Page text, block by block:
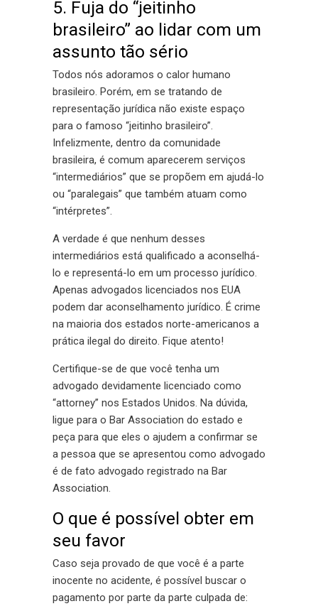
5. Fuja do “jeitinho
brasileiro” ao lidar com um
assunto tão sério
Todos nós adoramos o calor humano
brasileiro. Porém, em se tratando de
representação jurídica não existe espaço
para o famoso “jeitinho brasileiro”.
Infelizmente, dentro da comunidade
brasileira, é comum aparecerem serviços
“intermediários” que se propõem em ajudá-lo
ou “paralegais” que também atuam como
“intérpretes”.
A verdade é que nenhum desses
intermediários está qualificado a aconselhá-
lo e representá-lo em um processo jurídico.
Apenas advogados licenciados nos EUA
podem dar aconselhamento jurídico. É crime
na maioria dos estados norte-americanos a
prática ilegal do direito. Fique atento!
Certifique-se de que você tenha um
advogado devidamente licenciado como
“attorney” nos Estados Unidos. Na dúvida,
ligue para o Bar Association do estado e
peça para que eles o ajudem a confirmar se
a pessoa que se apresentou como advogado
é de fato advogado registrado na Bar
Association.
O que é possível obter em
seu favor
Caso seja provado de que você é a parte
inocente no acidente, é possível buscar o
pagamento por parte da parte culpada de: